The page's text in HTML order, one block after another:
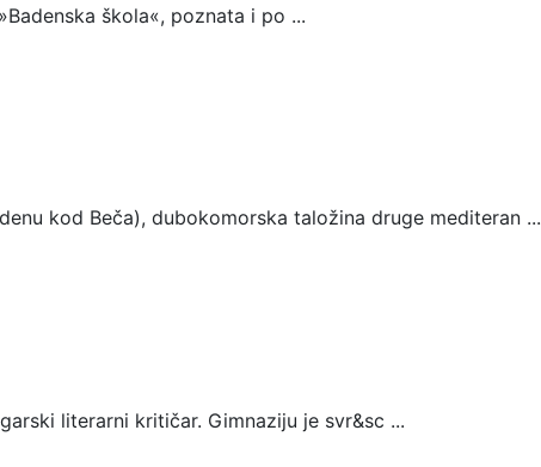
škola«, poznata i po ...
kod Beča), dubokomorska taložina druge mediteran ...
literarni kritičar. Gimnaziju je svr&sc ...